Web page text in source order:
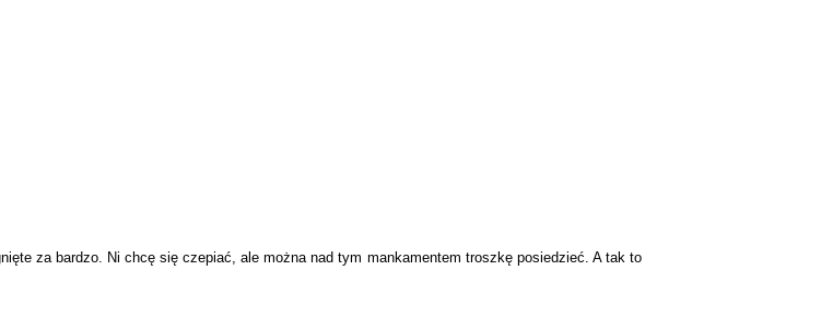
za bardzo. Ni chcę się czepiać, ale można nad tym mankamentem troszkę posiedzieć. A tak to